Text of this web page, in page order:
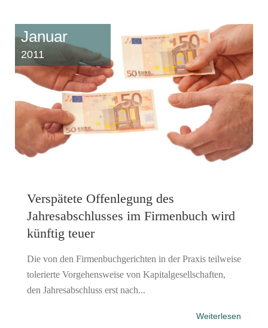
Januar
2011
Verspätete Offenlegung des
Jahresabschlusses im Firmenbuch wird
künftig teuer
Die von den Firmenbuchgerichten in der Praxis teilweise
tolerierte Vorgehensweise von Kapitalgesellschaften,
den Jahresabschluss erst nach...
Weiterlesen